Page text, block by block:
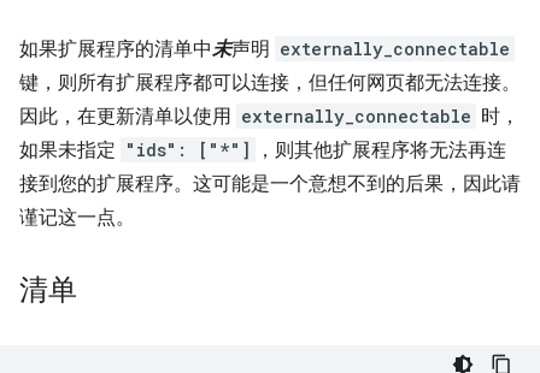
如果扩展程序的清单中未声明 externally_connectable
键，则所有扩展程序都可以连接，但任何网页都无法连接。
因此，在更新清单以使用 externally_connectable 时，
如果未指定 "ids": ["*"]
，则其他扩展程序将无法再连
接到您的扩展程序。这可能是一个意想不到的后果，因此请
谨记这一点。
清单